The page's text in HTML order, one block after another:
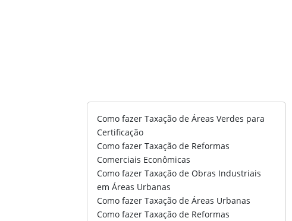
Como fazer Taxação de Áreas Verdes para
Certificação
Como fazer Taxação de Reformas
Comerciais Econômicas
Como fazer Taxação de Obras Industriais
em Áreas Urbanas
Como fazer Taxação de Áreas Urbanas
Como fazer Taxação de Reformas